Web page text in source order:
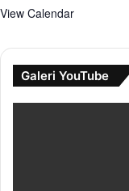
View Calendar
Galeri YouTube